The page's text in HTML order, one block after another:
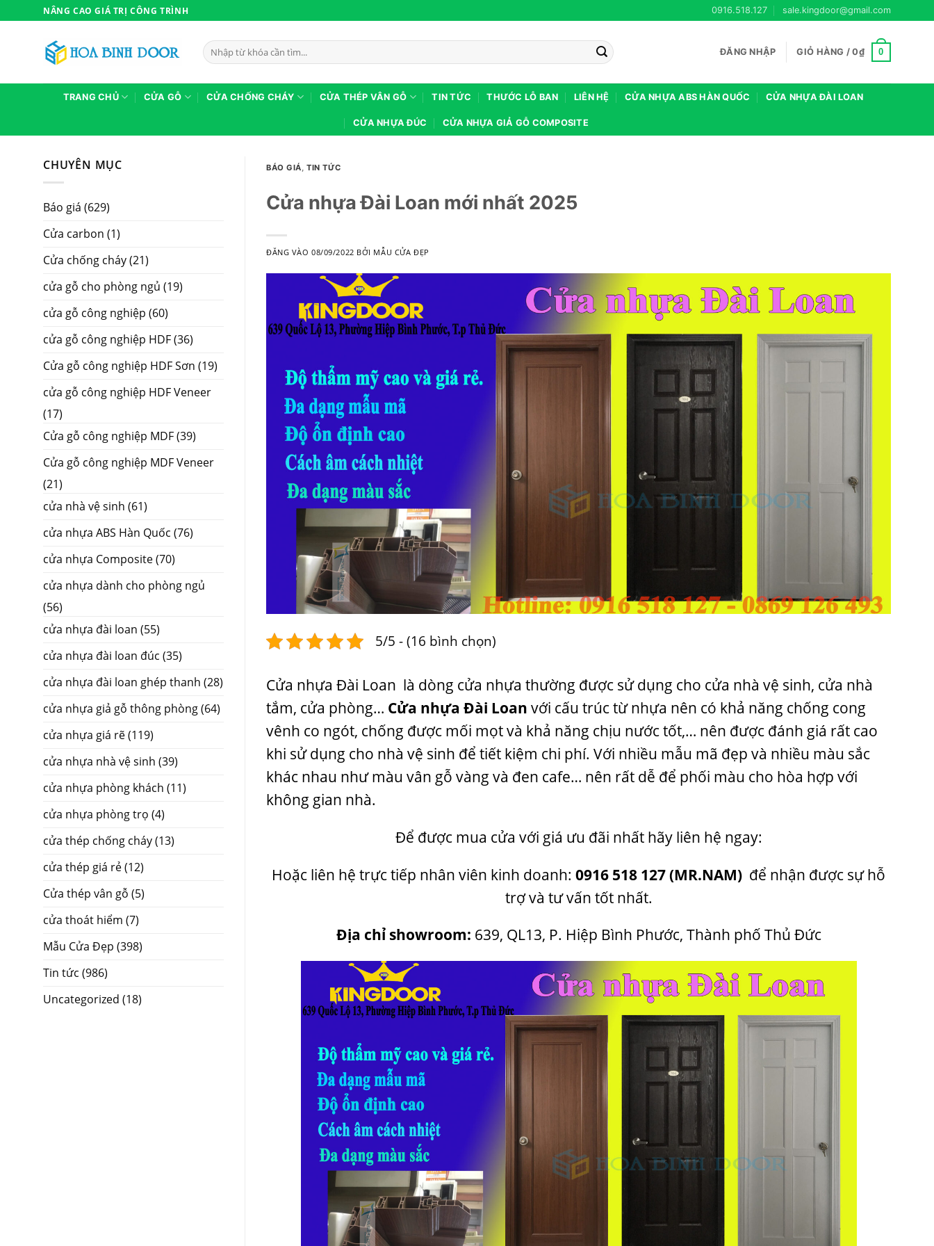
qua
NÂNG CAO GIÁ TRỊ CÔNG TRÌNH 0916.518.127 sale.kingdoor@gmail.com
Tìm
kiếm:
ĐĂNG NHẬP GIỎ HÀNG /0₫ 0
TRANG CHỦ CỬA GỖ CỬA CHỐNG CHÁY CỬA THÉP VÂN GỖ TIN TỨC THƯỚC LỖ BAN LIÊN HỆ CỬA NHỰA ABS HÀN QUỐC CỬA NHỰA ĐÀI LOAN
CỬA NHỰA ĐÚC CỬA NHỰA GIẢ GỖ COMPOSITE
CHUYÊN MỤC
Báo giá (629)
Cửa carbon (1)
Cửa chống cháy(21)
cửa gỗ cho phòng ngủ (19)
cửa gỗ công nghiệp (60)
cửa gỗ công nghiệp HDF(36)
Cửa gỗ công nghiệp HDF Sơn (19)
cửa gỗ công nghiệp HDF Veneer
(17)
Cửa gỗ công nghiệp MDF(39)
Cửa gỗ công nghiệp MDF Veneer
(21)
cửa nhà vệ sinh (61)
cửa nhựa ABS Hàn Quốc (76)
cửa nhựa Composite(70)
cửa nhựa dành cho phòng ngủ
(56)
cửa nhựa đài loan (55)
cửa nhựa đài loan đúc (35)
cửa nhựa đài loan ghép thanh (28)
cửa nhựa giả gỗ thông phòng(64)
cửa nhựa giá rẽ(119)
cửa nhựa nhà vệ sinh (39)
cửa nhựa phòng khách (11)
cửa nhựa phòng trọ (4)
cửa thép chống cháy(13)
cửa thép giá rẻ(12)
Cửa thép vân gỗ (5)
cửa thoát hiểm (7)
Mẫu Cửa Đẹp (398)
Tin tức (986)
Uncategorized (18)
BÁO GIÁ,TIN TỨC
Cửa nhựa Đài Loan mới nhất 2025
ĐĂNG VÀO08/09/2022 BỞI MẪU CỬA ĐẸP
5/5 - (16 bình chọn)
Cửa nhựa Đài Loan là dòng cửa nhựa thường được sử dụng cho cửa nhà vệ sinh, cửa nhà
tắm, cửa phòng… Cửa nhựa Đài Loan với cấu trúc từ nhựa nên có khả năng chống cong
vênh co ngót, chống được mối mọt và khả năng chịu nước tốt,… nên được đánh giá rất cao
khi sử dụng cho nhà vệ sinh để tiết kiệm chi phí. Với nhiều mẫu mã đẹp và nhiều màu sắc
khác nhau như màu vân gỗ vàng và đen cafe… nên rất dễ để phối màu cho hòa hợp với
không gian nhà.
Để được mua cửa với giá ưu đãi nhất hãy liên hệ ngay:
Hoặc liên hệ trực tiếp nhân viên kinh doanh: 0916 518 127(MR.NAM) để nhận được sự hỗ
trợ và tư vấn tốt nhất.
Địa chỉ showroom: 639, QL13, P. Hiệp Bình Phước, Thành phố Thủ Đức